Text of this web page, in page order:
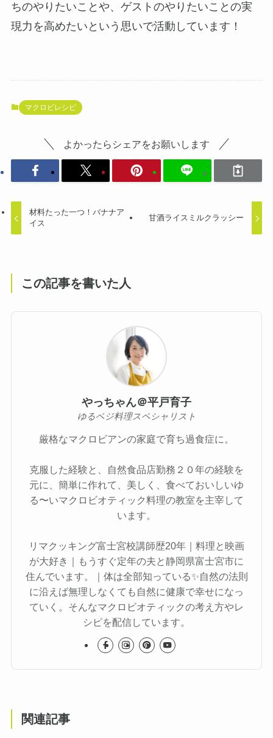
ちのやりたいことや、ゲストのやりたいことの実
現力を高めたいという思いで活動しています！
マクロビレシピ
よかったらシェアをお願いします
材料たった一つ！バナナア
イス
甘酒ライスミルクラッシー
この記事を書いた人
やっちゃん＠平戸育子
ゆるベジ料理スペシャリスト
厳格なマクロビアンの家庭で育ち過食症に。
克服した経験と、自然食品店勤務２０年の経験を
元に、簡単に作れて、美しく、食べておいしいゆ
る〜いマクロビオティック料理の教室を主宰して
います。
リマクッキング富士宮校講師歴20年｜料理と映画
が大好き｜もうすぐ定年の夫と静岡県富士宮市に
住んでいます。｜体は全部知っている✨自然の法則
に沿えば無理しなくても自然に健康で幸せになっ
ていく。そんなマクロビオティックの考え方やレ
シピを配信しています。
関連記事